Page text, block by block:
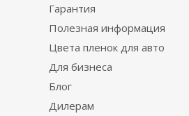
Гарантия
Полезная информация
Цвета пленок для авто
Для бизнеса
Блог
Дилерам